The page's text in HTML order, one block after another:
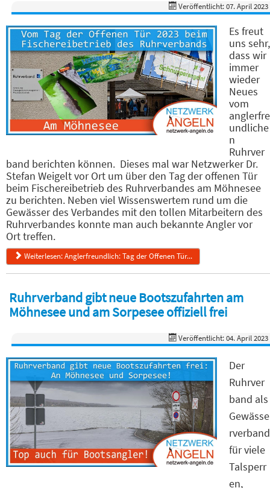
Veröffentlicht: 07. April 2023
Es freut
uns sehr,
dass wir
immer
wieder
Neues
vom
anglerfre
undliche
n
Ruhrver
band berichten können. Dieses mal war Netzwerker Dr.
Stefan Weigelt vor Ort um über den Tag der offenen Tür
beim Fischereibetrieb des Ruhrverbandes am Möhnesee
zu berichten. Neben viel Wissenswertem rund um die
Gewässer des Verbandes mit den tollen Mitarbeitern des
Ruhrverbandes konnte man auch bekannte Angler vor
Ort treffen.
Weiterlesen: Anglerfreundlich: Tag der Offenen Tür...
Ruhrverband gibt neue Bootszufahrten am
Möhnesee und am Sorpesee offiziell frei
Veröffentlicht: 04. April 2023
Der
Ruhrver
band als
Gewässe
rverband
für viele
Talsperr
en,